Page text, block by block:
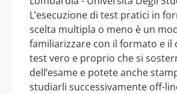
L’esecuzione di test pratici in
scelta multipla o meno è un
familiarizzare con il formato e il
test vero e proprio che si
dell’esame e potete anche
studiarli successivamente off-